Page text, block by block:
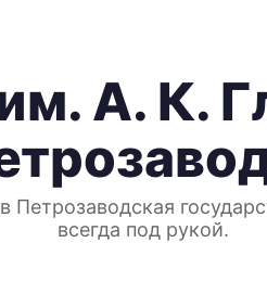
А. К.
Петрозаводская
всегда под рукой.